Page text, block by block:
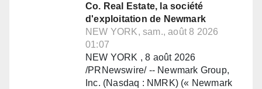
Co. Real Estate, la société
d'exploitation de Newmark
NEW YORK, sam., août 8 2026
01:07
NEW YORK , 8 août 2026
/PRNewswire/ -- Newmark Group,
Inc. (Nasdaq : NMRK) (« Newmark